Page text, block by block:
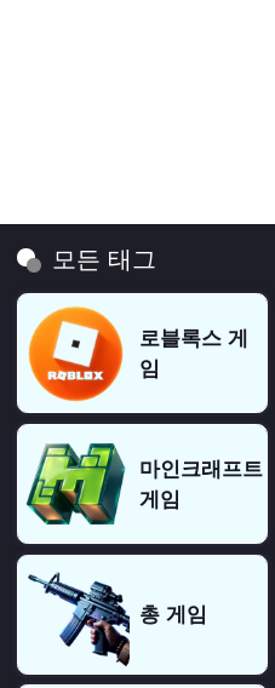
모든 태그
로블록스 게
임
마인크래프트
게임
총 게임